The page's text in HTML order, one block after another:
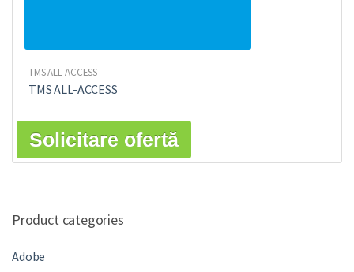
TMS ALL-ACCESS
TMS ALL-ACCESS
Solicitare ofertă
Product categories
Adobe